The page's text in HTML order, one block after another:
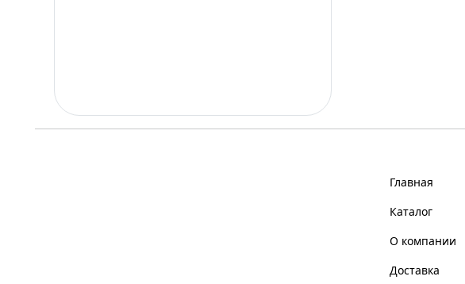
Главная
Каталог
О компании
Доставка